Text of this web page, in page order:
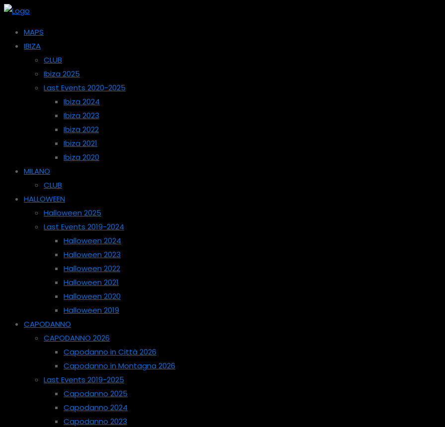
MAPS
IBIZA
CLUB
Ibiza 2025
Last Events 2020-2025
Ibiza 2024
Ibiza 2023
Ibiza 2022
Ibiza 2021
Ibiza 2020
MILANO
CLUB
HALLOWEEN
Halloween 2025
Last Events 2019-2024
Halloween 2024
Halloween 2023
Halloween 2022
Halloween 2021
Halloween 2020
Halloween 2019
CAPODANNO
CAPODANNO 2026
Capodanno in Città 2026
Capodanno in Montagna 2026
Last Events 2019-2025
Capodanno 2025
Capodanno 2024
Capodanno 2023